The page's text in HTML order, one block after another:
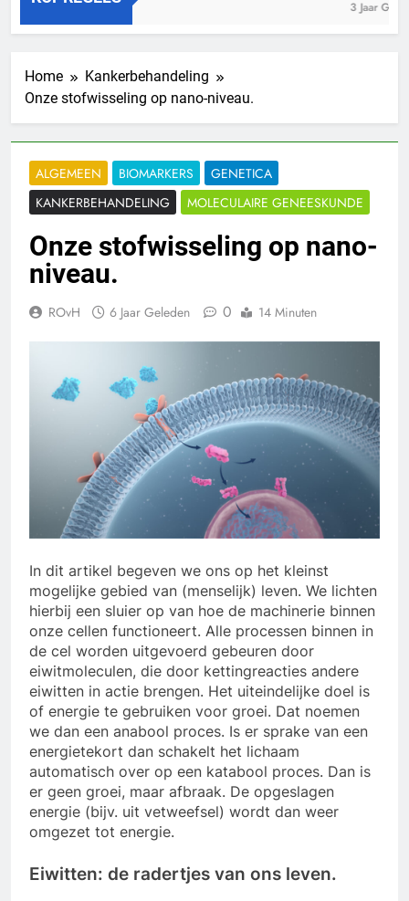
Geleden 3 Jaar Geleden
Home
Kankerbehandeling
Onze stofwisseling op nano-niveau.
ALGEMEEN BIOMARKERS
GENETICA
KANKERBEHANDELING
MOLECULAIRE GENEESKUNDE
Onze stofwisseling op nano-
niveau.
ROvH 6 Jaar Geleden 0 14 Minuten
In dit artikel begeven we ons op het kleinst
mogelijke gebied van (menselijk) leven. We lichten
hierbij een sluier op van hoe de machinerie binnen
onze cellen functioneert. Alle processen binnen in
de cel worden uitgevoerd gebeuren door
eiwitmoleculen, die door kettingreacties andere
eiwitten in actie brengen. Het uiteindelijke doel is
of energie te gebruiken voor groei. Dat noemen
we dan een anabool proces. Is er sprake van een
energietekort dan schakelt het lichaam
automatisch over op een katabool proces. Dan is
er geen groei, maar afbraak. De opgeslagen
energie (bijv. uit vetweefsel) wordt dan weer
omgezet tot energie.
Eiwitten: de radertjes van ons leven.